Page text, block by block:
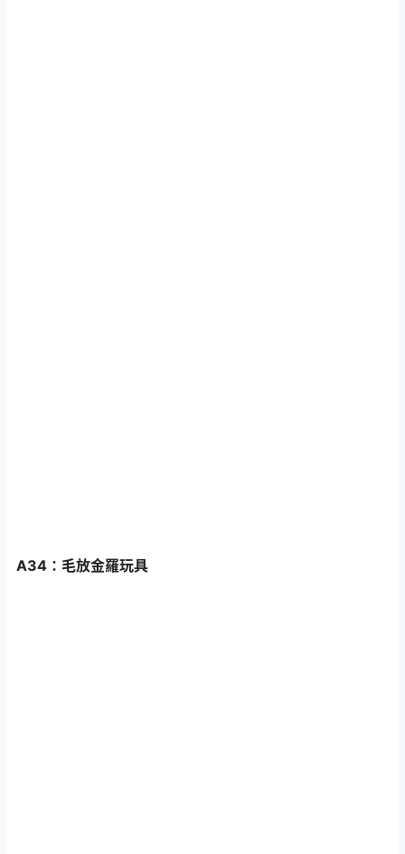
A34：毛放金羅玩具